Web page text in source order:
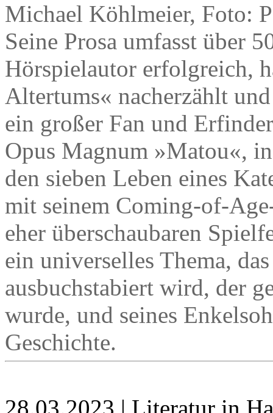
Michael Köhlmeier, Foto:
Seine Prosa umfasst über
Hörspielautor erfolgreich,
Altertums« nacherzählt
ein großer Fan und
Opus Magnum »Matou«,
den sieben Leben eines
mit seinem Coming-of-
eher überschaubaren
ein universelles Thema,
ausbuchstabiert wird, der
wurde, und seines
Geschichte.